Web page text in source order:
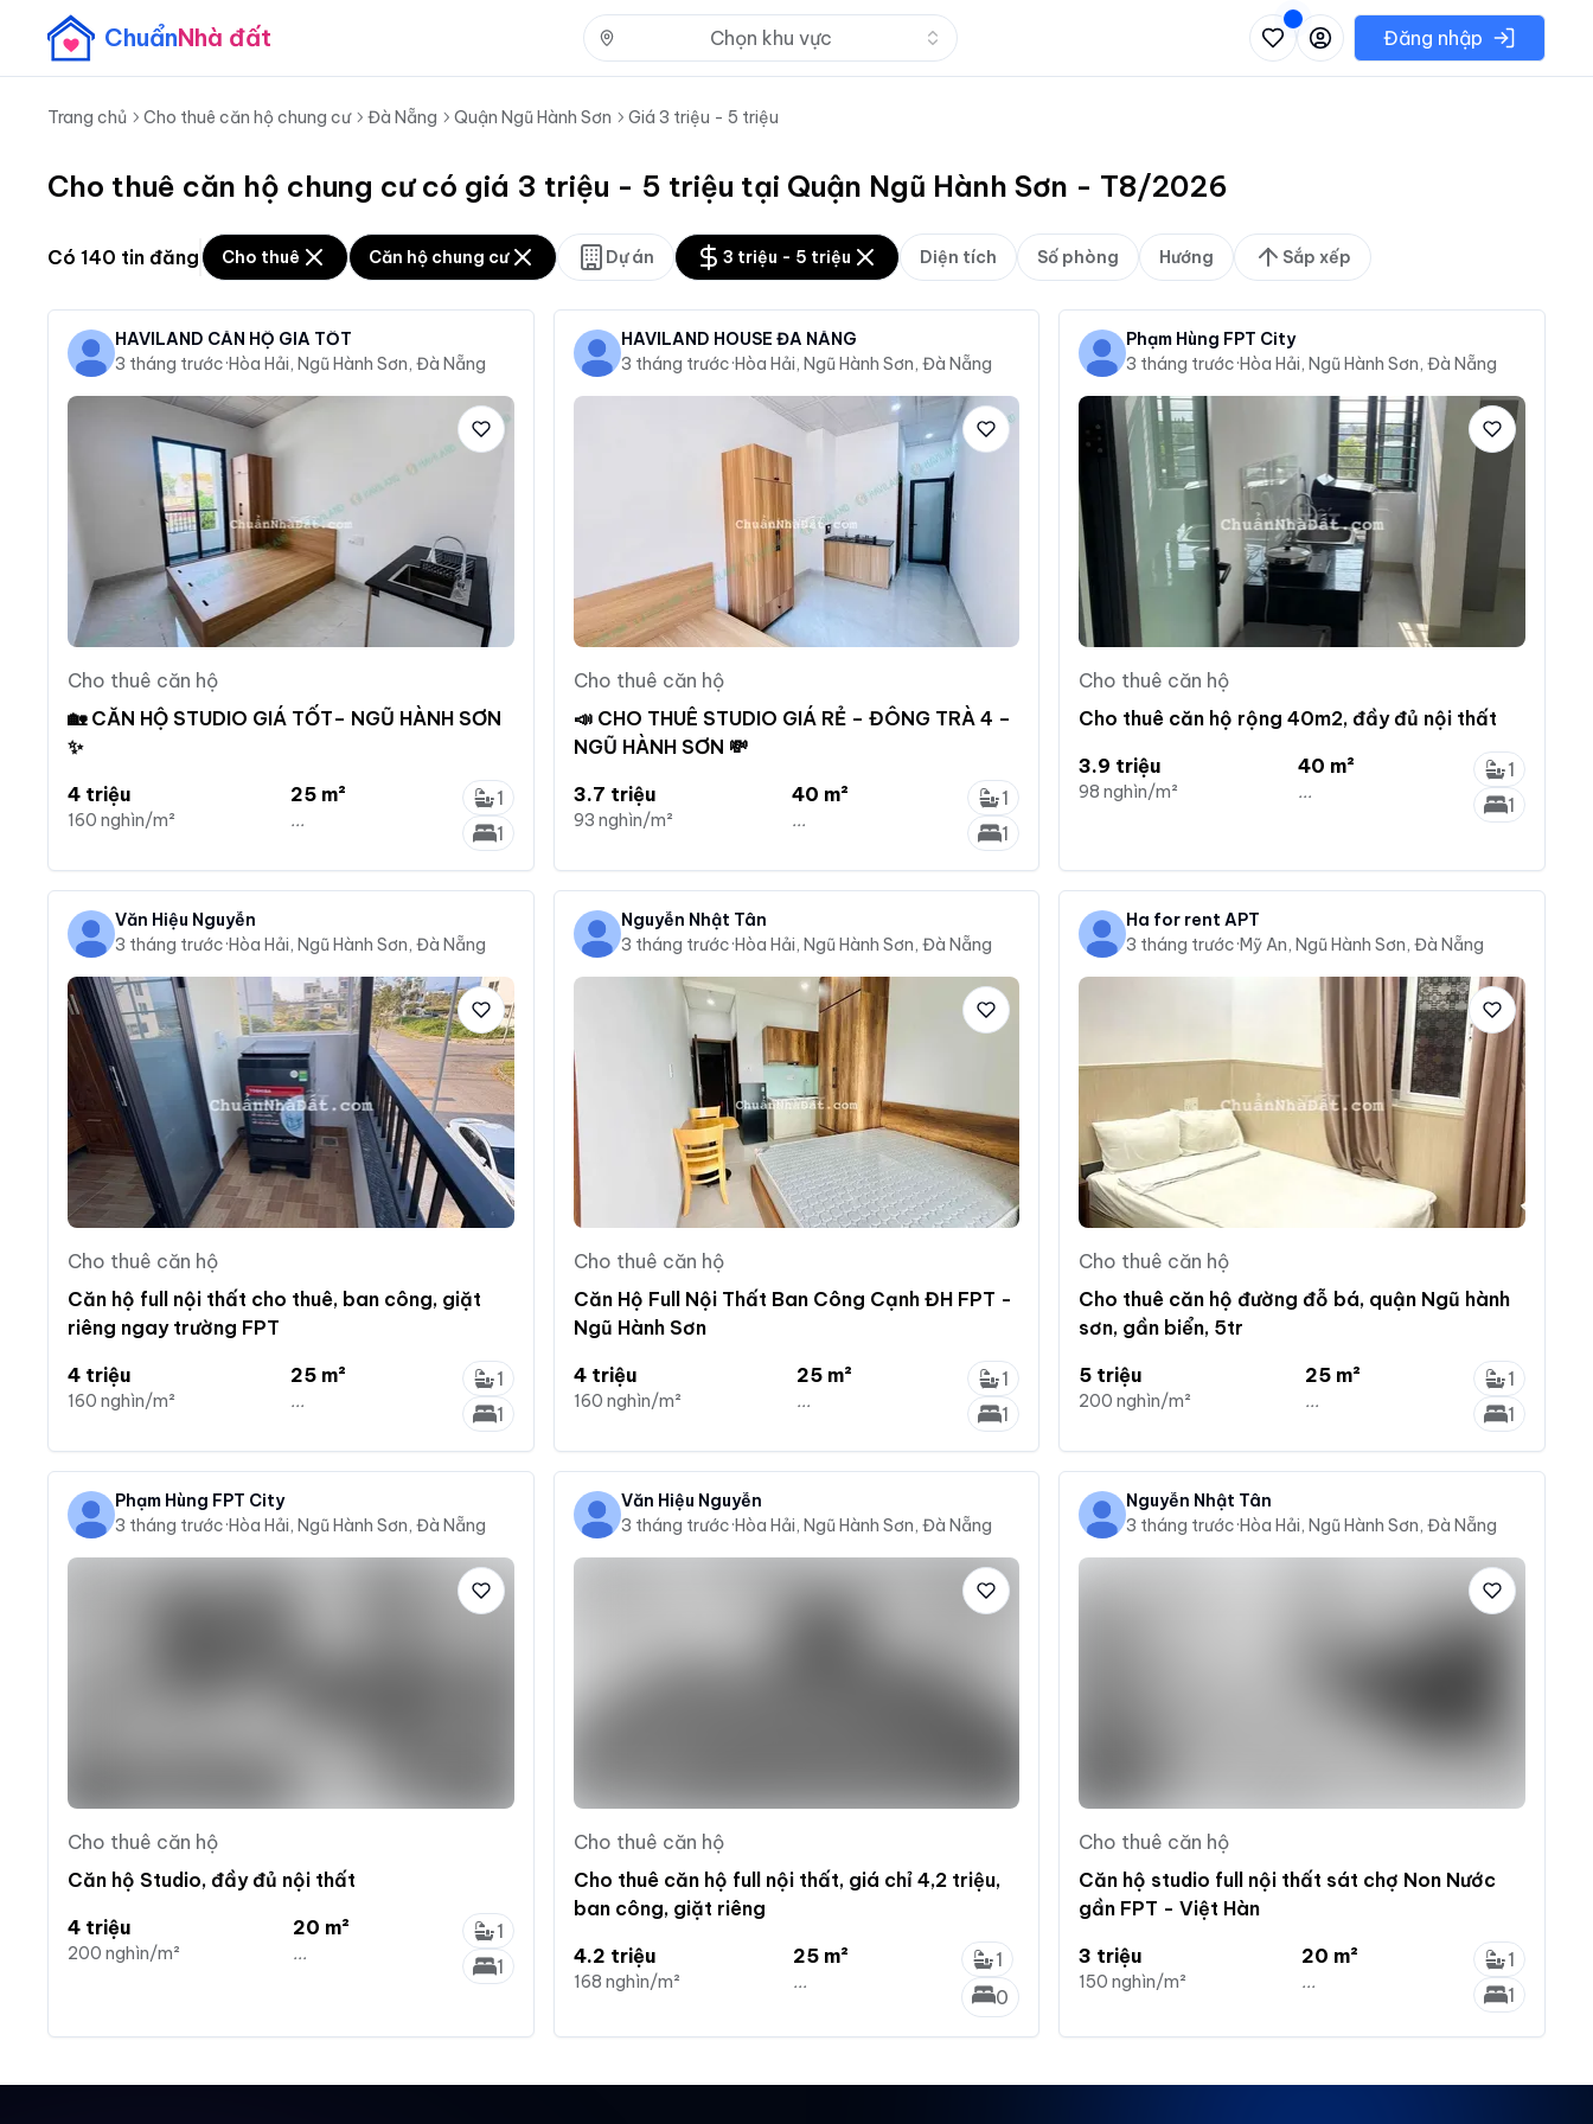
ChuẩnNhà đất Chọn khu vực Nhấn để mở danh sách các khu vực có thể chọnĐăng nhập
Trang chủ Cho thuê căn hộ chung cư Đà Nẵng Quận Ngũ Hành Sơn Giá 3 triệu - 5 triệu
Cho thuê căn hộ chung cư có giá 3 triệu - 5 triệu tại Quận Ngũ Hành Sơn - T8/2026
Có 140 tin đăng Cho thuê Căn hộ chung cư Dự án 3 triệu - 5 triệu Diện tích Số phòng Hướng Sắp xếp
HAVILAND CĂN HỘ GIÁ TỐT
3 tháng trước·Hòa Hải, Ngũ Hành Sơn, Đà Nẵng
Cho thuê căn hộ
🏡 CĂN HỘ STUDIO GIÁ TỐT– NGŨ HÀNH SƠN
✨
4 triệu
160 nghìn/m²
25 m²
...
1
1
HAVILAND HOUSE ĐÀ NẴNG
3 tháng trước·Hòa Hải, Ngũ Hành Sơn, Đà Nẵng
Cho thuê căn hộ
📣 CHO THUÊ STUDIO GIÁ RẺ – ĐÔNG TRÀ 4 –
NGŨ HÀNH SƠN 💸
3.7 triệu
93 nghìn/m²
40 m²
...
1
1
Phạm Hùng FPT City
3 tháng trước·Hòa Hải, Ngũ Hành Sơn, Đà Nẵng
Cho thuê căn hộ
Cho thuê căn hộ rộng 40m2, đầy đủ nội thất
3.9 triệu
98 nghìn/m²
40 m²
...
1
1
Văn Hiệu Nguyễn
3 tháng trước·Hòa Hải, Ngũ Hành Sơn, Đà Nẵng
Cho thuê căn hộ
Căn hộ full nội thất cho thuê, ban công, giặt
riêng ngay trường FPT
4 triệu
160 nghìn/m²
25 m²
...
1
1
Nguyễn Nhật Tân
3 tháng trước·Hòa Hải, Ngũ Hành Sơn, Đà Nẵng
Cho thuê căn hộ
Căn Hộ Full Nội Thất Ban Công Cạnh ĐH FPT -
Ngũ Hành Sơn
4 triệu
160 nghìn/m²
25 m²
...
1
1
Ha for rent APT
3 tháng trước·Mỹ An, Ngũ Hành Sơn, Đà Nẵng
Cho thuê căn hộ
Cho thuê căn hộ đường đỗ bá, quận Ngũ hành
sơn, gần biển, 5tr
5 triệu
200 nghìn/m²
25 m²
...
1
1
Phạm Hùng FPT City
3 tháng trước·Hòa Hải, Ngũ Hành Sơn, Đà Nẵng
Cho thuê căn hộ
Căn hộ Studio, đầy đủ nội thất
4 triệu
200 nghìn/m²
20 m²
...
1
1
Văn Hiệu Nguyễn
3 tháng trước·Hòa Hải, Ngũ Hành Sơn, Đà Nẵng
Cho thuê căn hộ
Cho thuê căn hộ full nội thất, giá chỉ 4,2 triệu,
ban công, giặt riêng
4.2 triệu
168 nghìn/m²
25 m²
...
1
0
Nguyễn Nhật Tân
3 tháng trước·Hòa Hải, Ngũ Hành Sơn, Đà Nẵng
Cho thuê căn hộ
Căn hộ studio full nội thất sát chợ Non Nước
gần FPT - Việt Hàn
3 triệu
150 nghìn/m²
20 m²
...
1
1